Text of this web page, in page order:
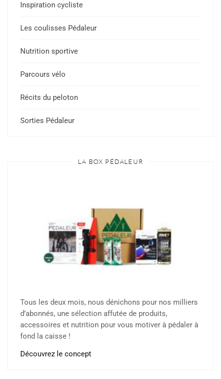
Inspiration cycliste
Les coulisses Pédaleur
Nutrition sportive
Parcours vélo
Récits du peloton
Sorties Pédaleur
LA BOX PÉDALEUR
Tous les deux mois, nous dénichons pour nos milliers
d’abonnés, une sélection affutée de produits,
accessoires et nutrition pour vous motiver à pédaler à
fond la caisse !
Découvrez le concept